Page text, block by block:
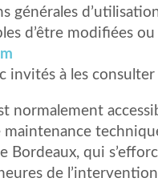
générales
d’être modifiées
invités à les
normalement
maintenance
Bordeaux, qui
de